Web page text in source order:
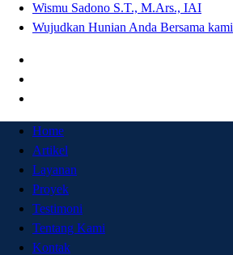
Wismu Sadono S.T., M.Ars., IAI
Wujudkan Hunian Anda Bersama kami
Home
Artikel
Layanan
Proyek
Testimoni
Tentang Kami
Kontak